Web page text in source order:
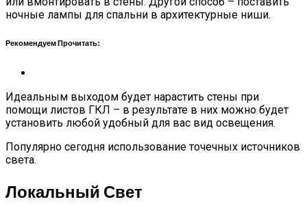
ночные лампы для спальни в архитектурные ниши.
Рекомендуем Прочитать:
Идеальным выходом будет нарастить стены при
помощи листов ГКЛ – в результате в них можно будет
установить любой удобный для вас вид освещения.
Популярно сегодня использование точечных источников
света.
Локальный Свет